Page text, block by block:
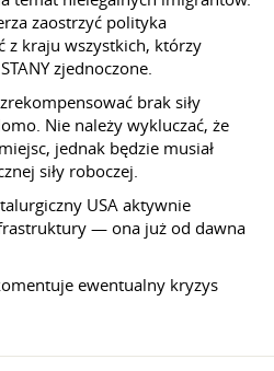
zaostrzyć polityka
z kraju wszystkich, którzy
zjednoczone.
brak siły
Nie należy wykluczać, że
jednak będzie musiał
siły roboczej.
USA aktywnie
— ona już od dawna
ewentualny kryzys